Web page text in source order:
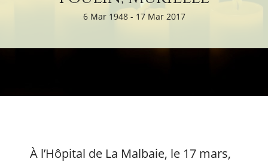
6 Mar 1948 - 17 Mar 2017
À l’Hôpital de La Malbaie, le 17 mars,